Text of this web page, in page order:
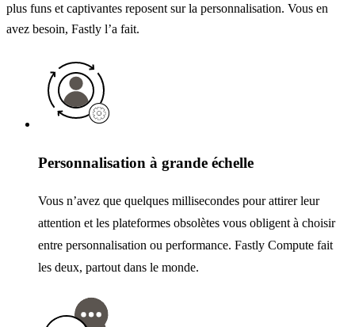
plus funs et captivantes reposent sur la personnalisation. Vous en
avez besoin, Fastly l’a fait.
Personnalisation à grande échelle
Vous n’avez que quelques millisecondes pour attirer leur
attention et les plateformes obsolètes vous obligent à choisir
entre personnalisation ou performance. Fastly Compute fait
les deux, partout dans le monde.